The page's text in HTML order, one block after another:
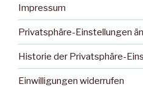
Impressum
Privatsphäre-Einstellungen
Historie der Privatsphäre-
Einwilligungen widerrufen